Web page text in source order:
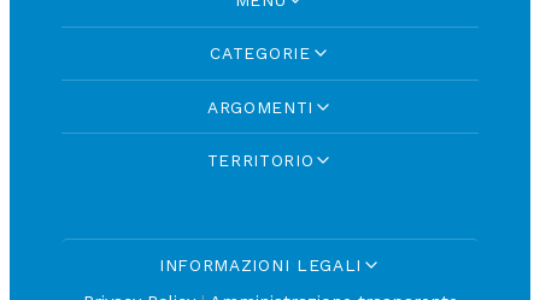
CATEGORIE
ARGOMENTI
TERRITORIO
INFORMAZIONI LEGALI